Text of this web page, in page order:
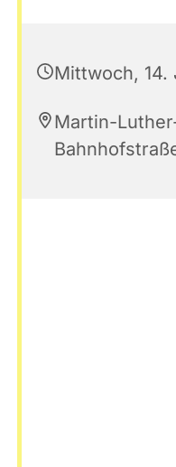
Mittwoch, 14.
Martin-